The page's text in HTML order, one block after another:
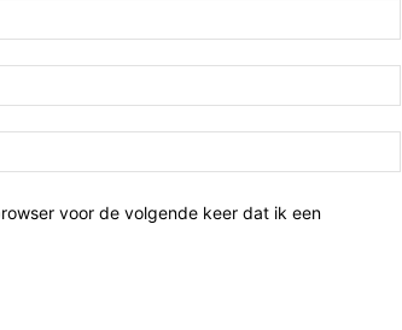
voor de volgende keer dat ik een